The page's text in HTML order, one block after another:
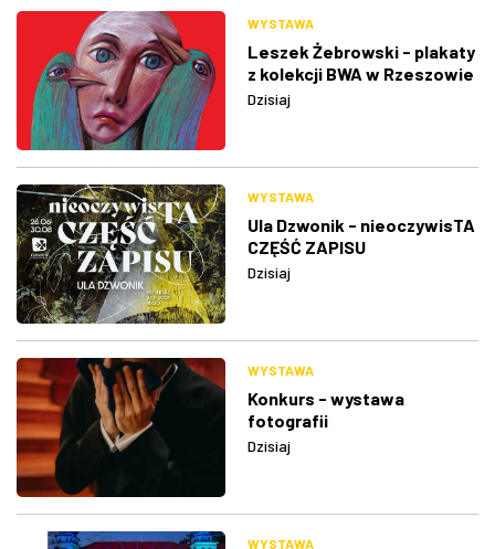
WYSTAWA
Leszek Żebrowski - plakaty
z kolekcji BWA w Rzeszowie
Dzisiaj
WYSTAWA
Ula Dzwonik - nieoczywisTA
CZĘŚĆ ZAPISU
Dzisiaj
WYSTAWA
Konkurs - wystawa
fotografii
Dzisiaj
WYSTAWA